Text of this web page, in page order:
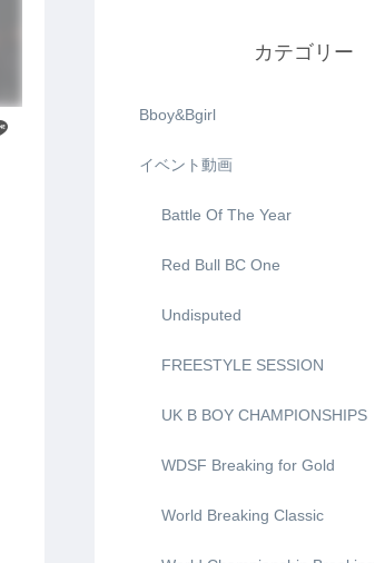
カテゴリー
Bboy&Bgirl
イベント動画
Battle Of The Year
Red Bull BC One
Undisputed
FREESTYLE SESSION
UK B BOY CHAMPIONSHIPS
WDSF Breaking for Gold
World Breaking Classic